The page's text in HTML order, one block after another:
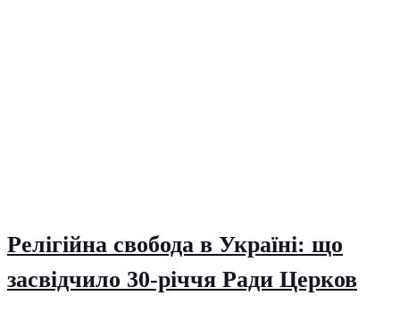
Релігійна свобода в Україні: що
засвідчило 30-річчя Ради Церков